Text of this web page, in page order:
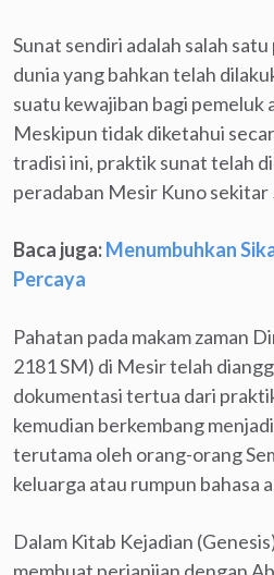
Sunat sendiri adalah salah
dunia yang bahkan telah
suatu kewajiban bagi pemeluk
Meskipun tidak diketahui
tradisi ini, praktik sunat telah
peradaban Mesir Kuno sekitar
Baca juga:Menumbuhkan
Percaya
Pahatan pada makam zaman
2181 SM) di Mesir telah
dokumentasi tertua dari
kemudian berkembang
terutama oleh orang-orang
keluarga atau rumpun bahasa
Dalam Kitab Kejadian